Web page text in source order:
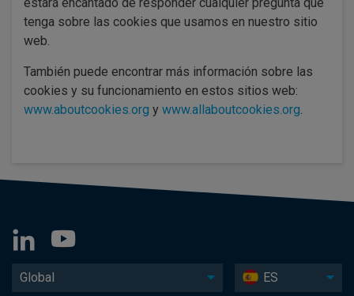
tenga sobre las cookies que usamos en nuestro sitio
web.
También puede encontrar más información sobre las
cookies y su funcionamiento en estos sitios web:
www.aboutcookies.org y www.allaboutcookies.org.
Global ES